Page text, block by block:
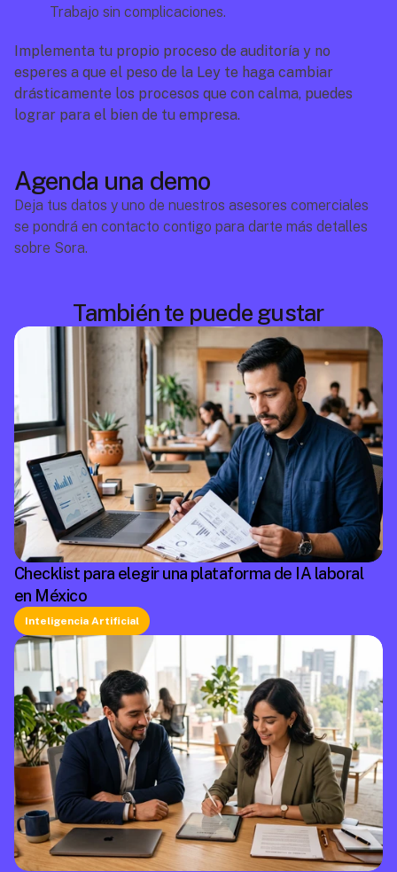
Trabajo sin complicaciones.
Implementa tu propio proceso de auditoría y no
esperes a que el peso de la Ley te haga cambiar
drásticamente los procesos que con calma, puedes
lograr para el bien de tu empresa.
Agenda una demo
Deja tus datos y uno de nuestros asesores comerciales
se pondrá en contacto contigo para darte más detalles
sobre Sora.
También te puede gustar
Checklist para elegir una plataforma de IA laboral
en México
Inteligencia Artificial